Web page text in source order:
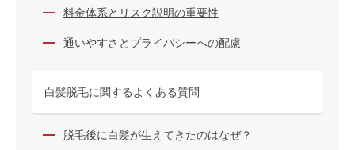
料金体系とリスク説明の重要性
通いやすさとプライバシーへの配慮
白髪脱毛に関するよくある質問
脱毛後に白髪が生えてきたのはなぜ？